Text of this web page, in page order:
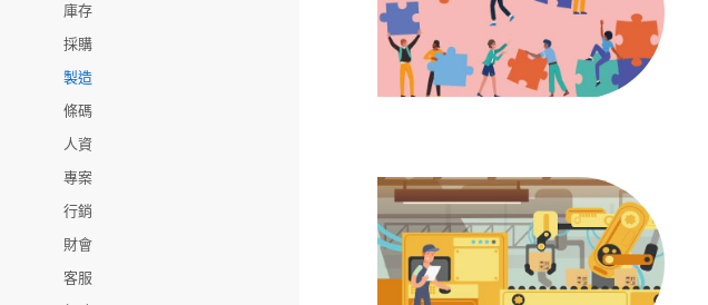
庫存
採購
製造
條碼
人資
專案
行銷
財會
客服